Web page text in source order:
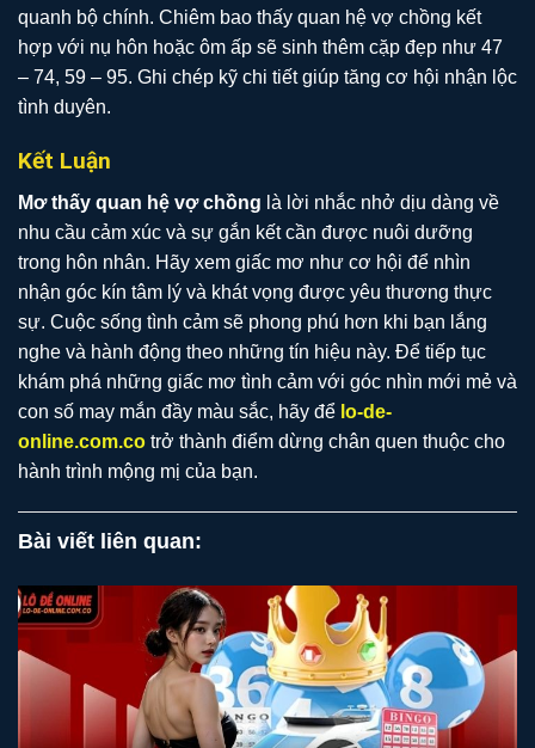
quanh bộ chính. Chiêm bao thấy quan hệ vợ chồng kết
hợp với nụ hôn hoặc ôm ấp sẽ sinh thêm cặp đẹp như 47
– 74, 59 – 95. Ghi chép kỹ chi tiết giúp tăng cơ hội nhận lộc
tình duyên.
Kết Luận
Mơ thấy quan hệ vợ chồng là lời nhắc nhở dịu dàng về
nhu cầu cảm xúc và sự gắn kết cần được nuôi dưỡng
trong hôn nhân. Hãy xem giấc mơ như cơ hội để nhìn
nhận góc kín tâm lý và khát vọng được yêu thương thực
sự. Cuộc sống tình cảm sẽ phong phú hơn khi bạn lắng
nghe và hành động theo những tín hiệu này. Để tiếp tục
khám phá những giấc mơ tình cảm với góc nhìn mới mẻ và
con số may mắn đầy màu sắc, hãy để lo-de-
online.com.co trở thành điểm dừng chân quen thuộc cho
hành trình mộng mị của bạn.
Bài viết liên quan: